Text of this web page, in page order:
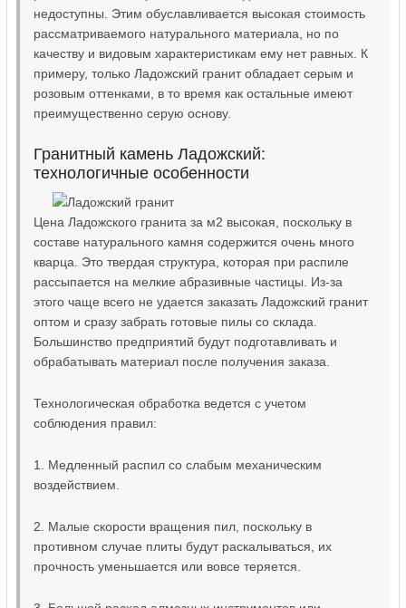
недоступны. Этим обуславливается высокая стоимость
рассматриваемого натурального материала, но по
качеству и видовым характеристикам ему нет равных. К
примеру, только Ладожский гранит обладает серым и
розовым оттенками, в то время как остальные имеют
преимущественно серую основу.
Гранитный камень Ладожский:
технологичные особенности
Цена Ладожского гранита за м2 высокая, поскольку в
составе натурального камня содержится очень много
кварца. Это твердая структура, которая при распиле
рассыпается на мелкие абразивные частицы. Из-за
этого чаще всего не удается заказать Ладожский гранит
оптом и сразу забрать готовые пилы со склада.
Большинство предприятий будут подготавливать и
обрабатывать материал после получения заказа.
Технологическая обработка ведется с учетом
соблюдения правил:
1. Медленный распил со слабым механическим
воздействием.
2. Малые скорости вращения пил, поскольку в
противном случае плиты будут раскалываться, их
прочность уменьшается или вовсе теряется.